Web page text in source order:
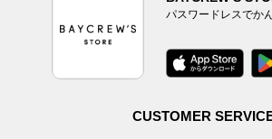
パスワードレスでか
CUSTOMER